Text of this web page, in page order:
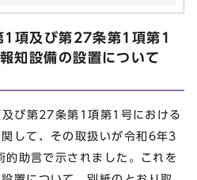
項及び第27条第1項第1
知設備の設置について
び第27条第1項第1号における
して、その取扱いが令和6年3
助言で示されました。これを